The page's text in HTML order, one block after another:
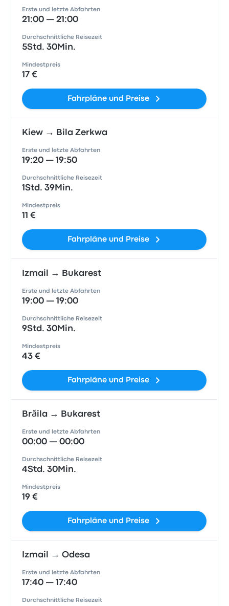
Erste und letzte Abfahrten
21:00 — 21:00
Durchschnittliche Reisezeit
5Std. 30Min.
Mindestpreis
17 €
Fahrpläne und Preise
Kiew → Bila Zerkwa
Erste und letzte Abfahrten
19:20 — 19:50
Durchschnittliche Reisezeit
1Std. 39Min.
Mindestpreis
11 €
Fahrpläne und Preise
Izmail → Bukarest
Erste und letzte Abfahrten
19:00 — 19:00
Durchschnittliche Reisezeit
9Std. 30Min.
Mindestpreis
43 €
Fahrpläne und Preise
Brăila → Bukarest
Erste und letzte Abfahrten
00:00 — 00:00
Durchschnittliche Reisezeit
4Std. 30Min.
Mindestpreis
19 €
Fahrpläne und Preise
Izmail → Odesa
Erste und letzte Abfahrten
17:40 — 17:40
Durchschnittliche Reisezeit